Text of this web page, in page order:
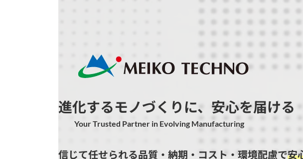
進化するモノづくりに、安心を届ける
Your Trusted Partner in Evolving Manufacturing
信じて任せられる品質・納期・コスト・環境配慮で安